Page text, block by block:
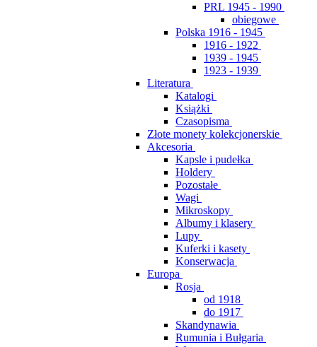
PRL 1945 - 1990
obiegowe
Polska 1916 - 1945
1916 - 1922
1939 - 1945
1923 - 1939
Literatura
Katalogi
Książki
Czasopisma
Złote monety kolekcjonerskie
Akcesoria
Kapsle i pudełka
Holdery
Pozostałe
Wagi
Mikroskopy
Albumy i klasery
Lupy
Kuferki i kasety
Konserwacja
Europa
Rosja
od 1918
do 1917
Skandynawia
Rumunia i Bułgaria